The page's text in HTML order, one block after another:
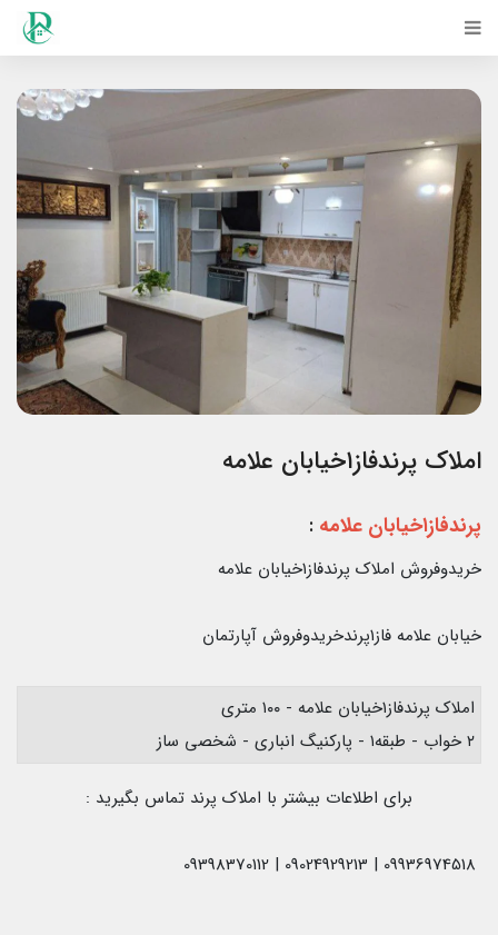
املاک پرندفاز۱خیابان علامه
پرندفاز۱خیابان علامه :
خریدوفروش املاک پرندفاز۱خیابان علامه
خیابان علامه فاز۱پرندخریدوفروش آپارتمان
املاک پرندفاز۱خیابان علامه - ۱۰۰ متری
۲ خواب - طبقه۱ - پارکنیگ انباری - شخصی ساز
برای اطلاعات بیشتر با املاک پرند تماس بگیرید :